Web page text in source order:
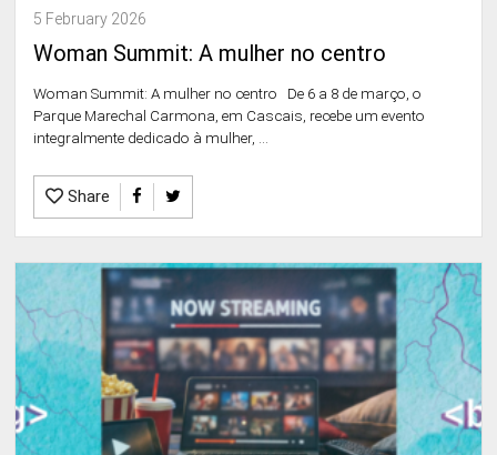
5 February 2026
Woman Summit: A mulher no centro
Woman Summit: A mulher no centro De 6 a 8 de março, o
Parque Marechal Carmona, em Cascais, recebe um evento
integralmente dedicado à mulher, ...
Share